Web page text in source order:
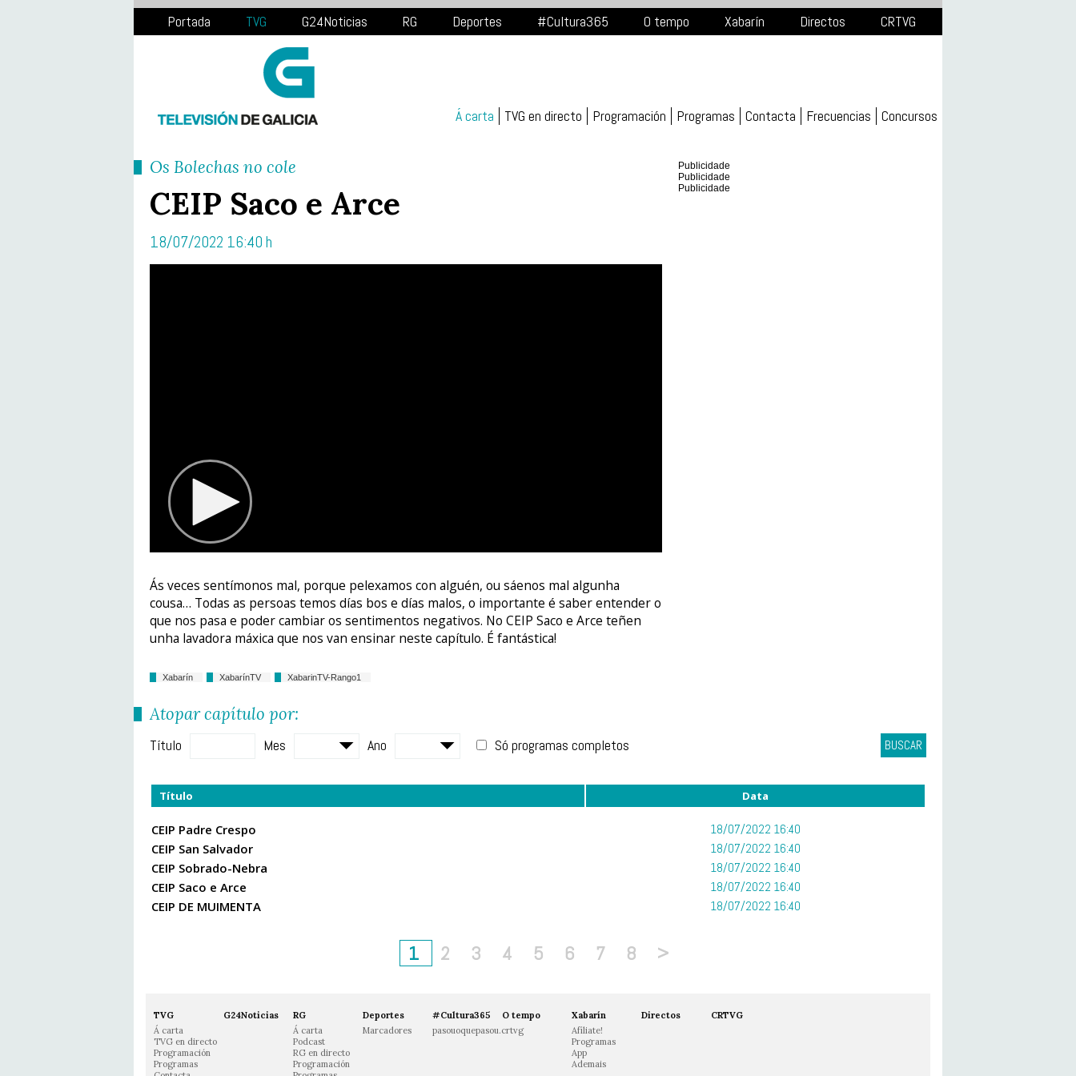
Portada TVG G24Noticias RG Deportes #Cultura365 O tempo Xabarín Directos CRTVG
Á carta TVG en directo Programación Programas Contacta Frecuencias Concursos
Os Bolechas no cole
CEIP Saco e Arce
18/07/2022 16:40 h
Ás veces sentímonos mal, porque pelexamos con alguén, ou sáenos mal algunha
cousa… Todas as persoas temos días bos e días malos, o importante é saber entender o
que nos pasa e poder cambiar os sentimentos negativos. No CEIP Saco e Arce teñen
unha lavadora máxica que nos van ensinar neste capítulo. É fantástica!
Xabarín XabarínTV XabarinTV-Rango1
Publicidade
Publicidade
Publicidade
Atopar capítulo por:
Título Mes Ano Só programas completos BUSCAR
Título Data
CEIP Padre Crespo 18/07/2022 16:40
CEIP San Salvador 18/07/2022 16:40
CEIP Sobrado-Nebra 18/07/2022 16:40
CEIP Saco e Arce 18/07/2022 16:40
CEIP DE MUIMENTA 18/07/2022 16:40
1 2 3 4 5 6 7 8 >
TVG
Á carta
TVG en directo
Programación
Programas
G24Noticias
RG
Á carta
Podcast
RG en directo
Programación
Deportes
Marcadores
#Cultura365
pasouoquepasou.crtvg
O tempo
Xabarín
Afíliate!
Programas
App
Ademais
Directos CRTVG